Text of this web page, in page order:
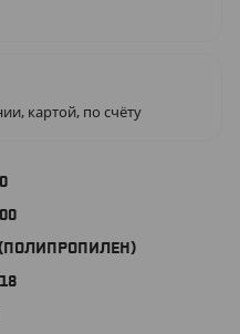
картой, по счёту